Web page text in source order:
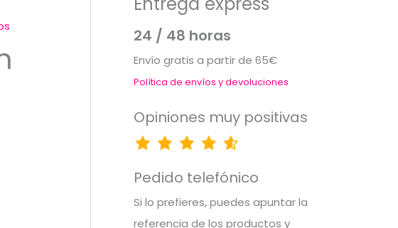
24 / 48 horas
Envío gratis a partir de 65€
Política de envíos y devoluciones
Opiniones muy positivas
Pedido telefónico
Si lo prefieres, puedes apuntar la
referencia de los productos y